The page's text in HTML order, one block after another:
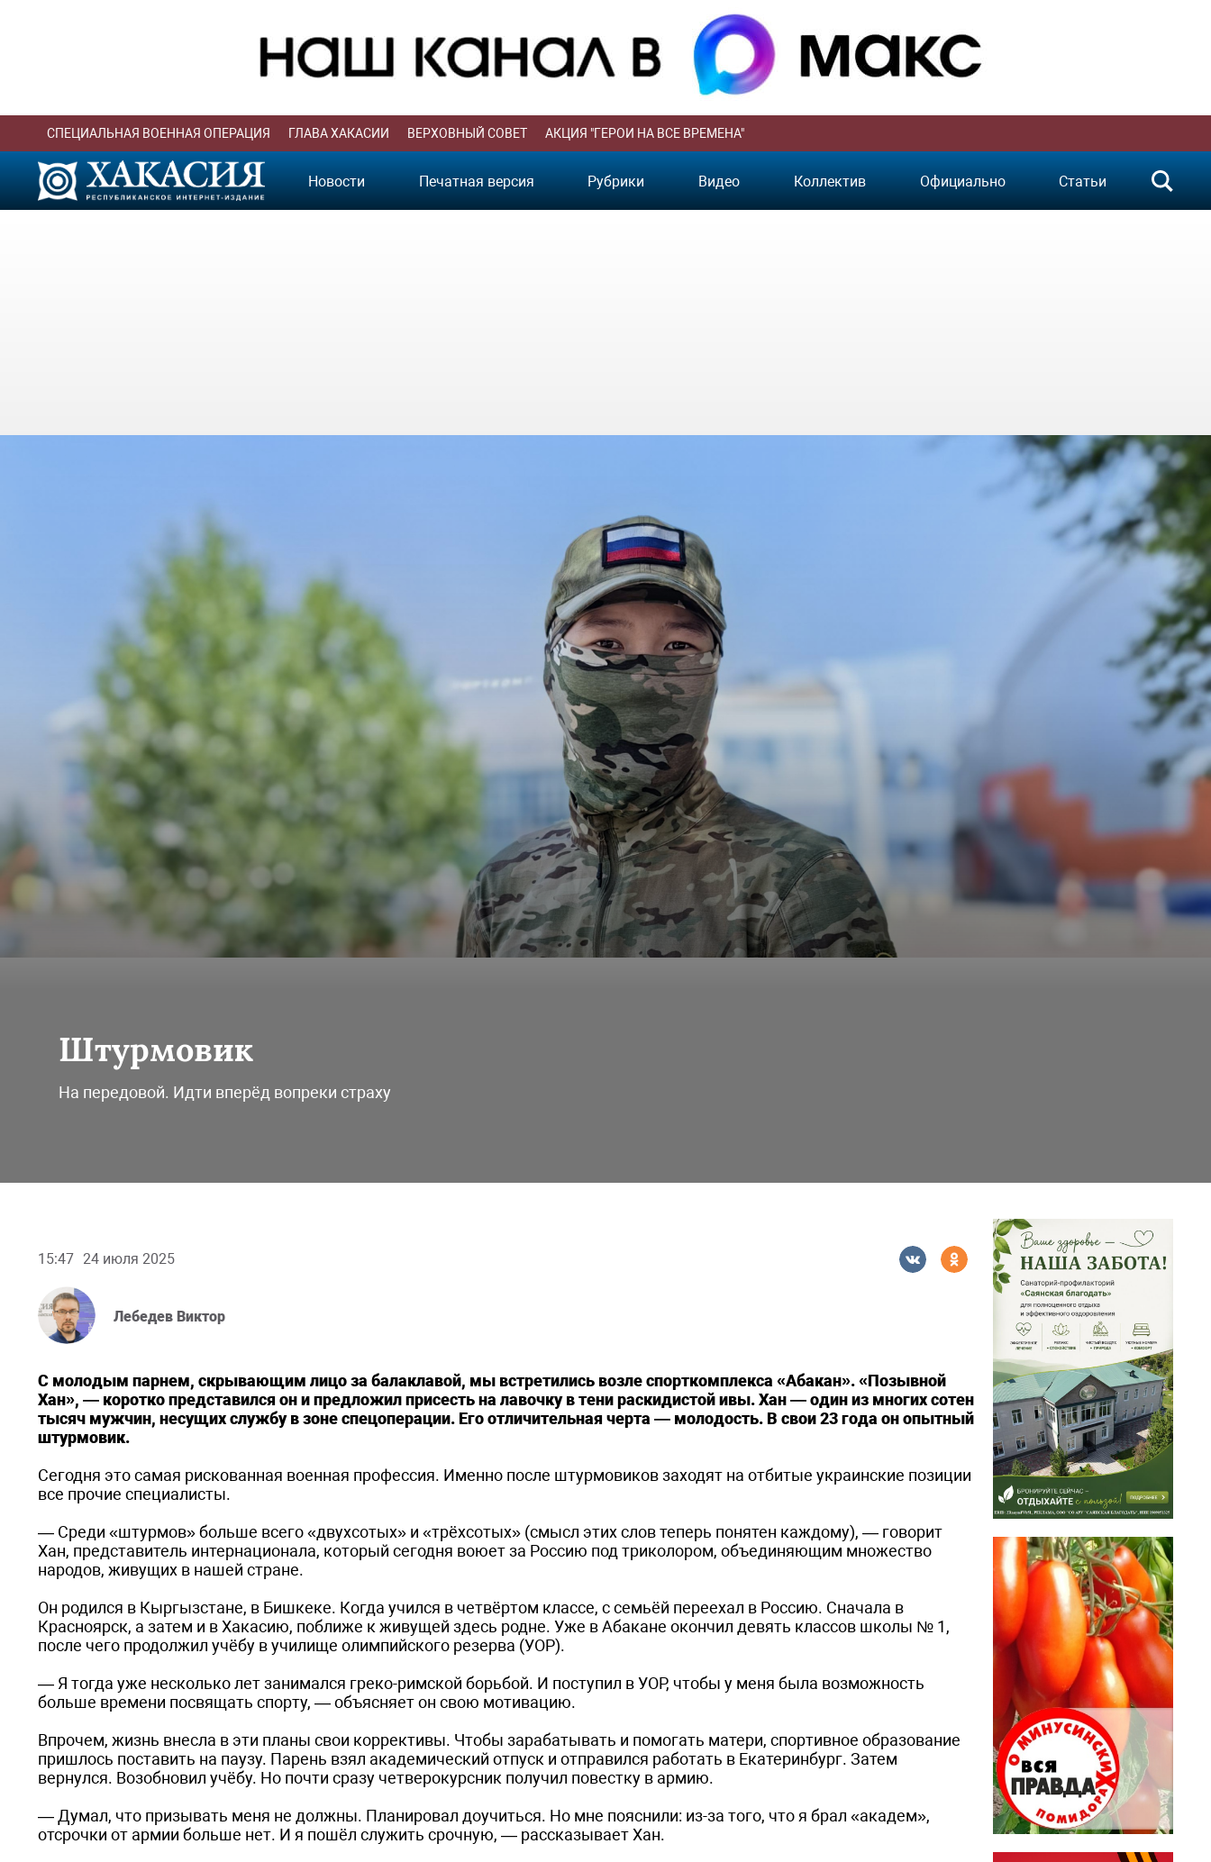
СПЕЦИАЛЬНАЯ ВОЕННАЯ ОПЕРАЦИЯ ГЛАВА ХАКАСИИ ВЕРХОВНЫЙ СОВЕТ АКЦИЯ "ГЕРОИ НА ВСЕ ВРЕМЕНА"
Новости Печатная версия Рубрики Видео Коллектив Официально Статьи
Штурмовик
На передовой. Идти вперёд вопреки страху
15:47 24 июля 2025
Лебедев Виктор
С молодым парнем, скрывающим лицо за балаклавой, мы встретились возле спорткомплекса «Абакан». «Позывной
Хан», — коротко представился он и предложил присесть на лавочку в тени раскидистой ивы. Хан — один из многих сотен
тысяч мужчин, несущих службу в зоне спецоперации. Его отличительная черта — молодость. В свои 23 года он опытный
штурмовик.
Сегодня это самая рискованная военная профессия. Именно после штурмовиков заходят на отбитые украинские позиции
все прочие специалисты.
— Среди «штурмов» больше всего «двухсотых» и «трёхсотых» (смысл этих слов теперь понятен каждому), — говорит
Хан, представитель интернационала, который сегодня воюет за Россию под триколором, объединяющим множество
народов, живущих в нашей стране.
Он родился в Кыргызстане, в Бишкеке. Когда учился в четвёртом классе, с семьёй переехал в Россию. Сначала в
Красноярск, а затем и в Хакасию, поближе к живущей здесь родне. Уже в Абакане окончил девять классов школы № 1,
после чего продолжил учёбу в училище олимпийского резерва (УОР).
— Я тогда уже несколько лет занимался греко-римской борьбой. И поступил в УОР, чтобы у меня была возможность
больше времени посвящать спорту, — объясняет он свою мотивацию.
Впрочем, жизнь внесла в эти планы свои коррективы. Чтобы зарабатывать и помогать матери, спортивное образование
пришлось поставить на паузу. Парень взял академический отпуск и отправился работать в Екатеринбург. Затем
вернулся. Возобновил учёбу. Но почти сразу четверокурсник получил повестку в армию.
— Думал, что призывать меня не должны. Планировал доучиться. Но мне пояснили: из-за того, что я брал «академ»,
отсрочки от армии больше нет. И я пошёл служить срочную, — рассказывает Хан.